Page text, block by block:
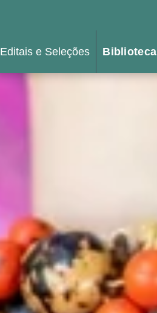
Editais e Seleções Biblioteca